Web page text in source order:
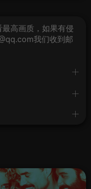
高画质，如果有侵
我们收到邮